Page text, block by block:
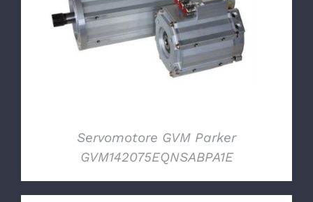
DETTAGLI
Servomotore GVM Parker
GVM142075EQNSABPA1E